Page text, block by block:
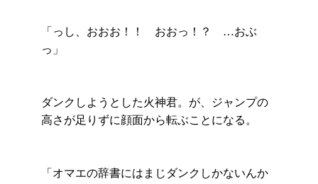
「っし、おおお！！ おおっ！？ …おぶ
っ」
ダンクしようとした火神君。が、ジャンプの
高さが足りずに顔面から転ぶことになる。
「オマエの辞書にはまじダンクしかないんか